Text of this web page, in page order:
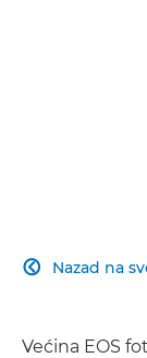
Nazad na

Većina EOS